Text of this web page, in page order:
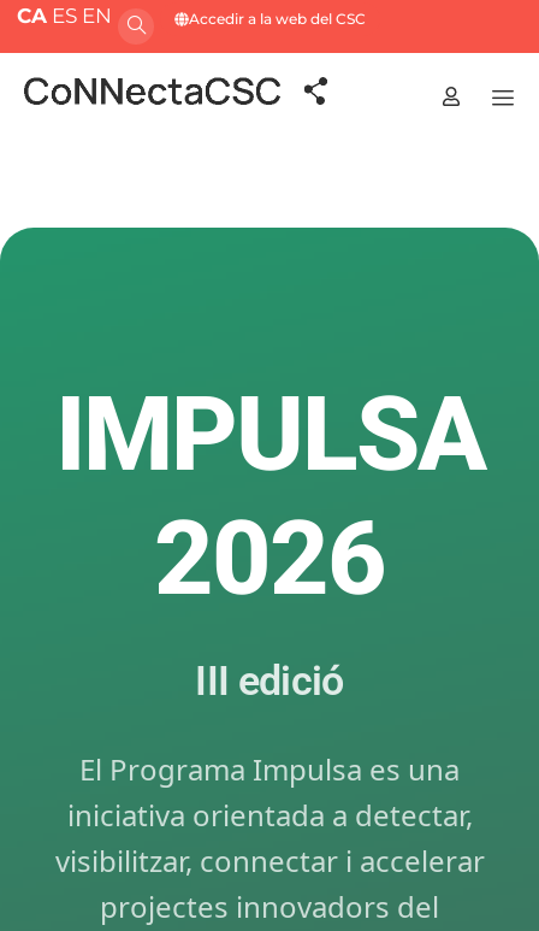
CA ES EN Accedir a la web del CSC
IMPULSA
2026
III edició
El Programa Impulsa es una
iniciativa orientada a detectar,
visibilitzar, connectar i accelerar
projectes innovadors del